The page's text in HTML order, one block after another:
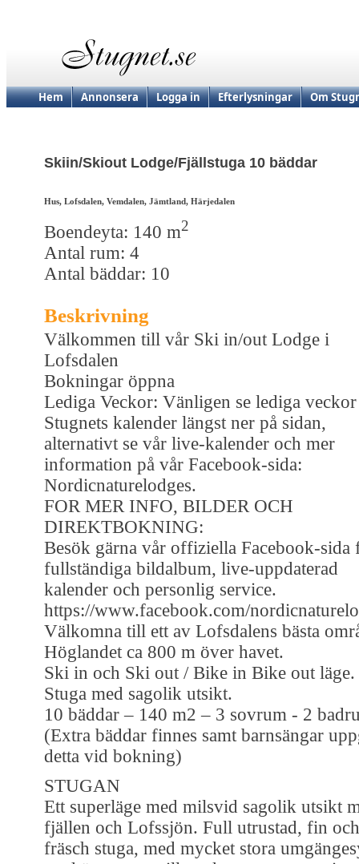
Hem Annonsera Logga in Efterlysningar Om
Skiin/Skiout Lodge/Fjällstuga 10 bäddar
Hus, Lofsdalen, Vemdalen, Jämtland, Härjedalen
Boendeyta: 140 m2
Antal rum: 4
Antal bäddar: 10
Beskrivning
Välkommen till vår Ski in/out Lodge i
Lofsdalen
Bokningar öppna
Lediga Veckor: Vänligen se lediga
Stugnets kalender längst ner på sidan,
alternativt se vår live-kalender och mer
information på vår Facebook-sida:
Nordicnaturelodges.
FOR MER INFO, BILDER OCH
DIREKTBOKNING:
Besök gärna vår offiziella Facebook-sida
fullständiga bildalbum, live-uppdaterad
kalender och personlig service.
https://www.facebook.com/
Välkomna till ett av Lofsdalens bästa
Höglandet ca 800 m över havet.
Ski in och Ski out / Bike in Bike out läge.
Stuga med sagolik utsikt.
10 bäddar – 140 m2 – 3 sovrum - 2
(Extra bäddar finnes samt barnsängar
detta vid bokning)
STUGAN
Ett superläge med milsvid sagolik utsikt
fjällen och Lofssjön. Full utrustad, fin och
fräsch stuga, med mycket stora